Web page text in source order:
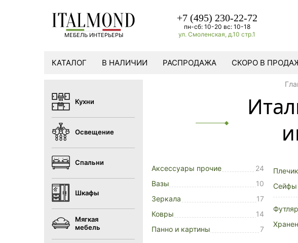
МЕБЕЛЬ ИНТЕРЬЕРЫ
+7 (495) 230-22-72
пн-сб: 10-20 вс: 10-18
ул. Смоленская, д.10 стр.1
КАТАЛОГ В НАЛИЧИИ РАСПРОДАЖА СКОРО В
Кухни
Освещение
Спальни
Шкафы
Мягкая
мебель
Аксессуары прочие
24
Вазы
10
Зеркала
17
Ковры
14
Панно и картины
7
Сейфы